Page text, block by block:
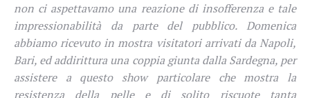
non ci aspettavamo una reazione di insofferenza e tale
impressionabilità da parte del pubblico. Domenica
abbiamo ricevuto in mostra visitatori arrivati da Napoli,
Bari, ed addirittura una coppia giunta dalla Sardegna, per
assistere a questo show particolare che mostra la
resistenza della pelle e di solito riscuote tanta